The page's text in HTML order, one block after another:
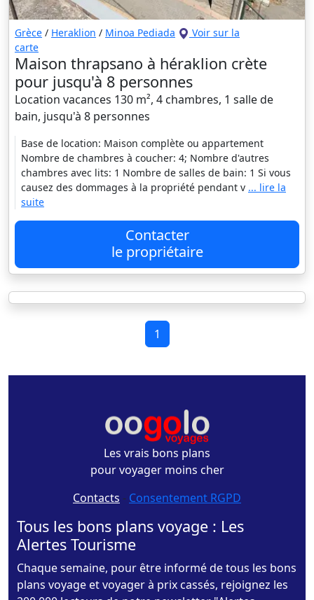
Grèce / Heraklion / Minoa Pediada
Voir sur la
carte
Maison thrapsano à héraklion crète
pour jusqu'à 8 personnes
Location vacances 130 m², 4 chambres, 1 salle de
bain, jusqu'à 8 personnes
Base de location: Maison complète ou appartement
Nombre de chambres à coucher: 4; Nombre d'autres
chambres avec lits: 1 Nombre de salles de bain: 1 Si vous
causez des dommages à la propriété pendant v ... lire la
suite
Contacter
le propriétaire
1
Les vrais bons plans
pour voyager moins cher
Contacts - Consentement RGPD
Tous les bons plans voyage : Les
Alertes Tourisme
Chaque semaine, pour être informé de tous les bons
plans voyage et voyager à prix cassés, rejoignez les